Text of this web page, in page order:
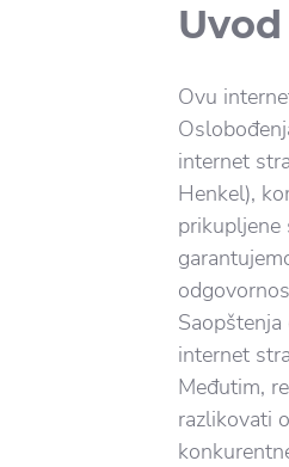
Uvod
Ovu
internet
Henkel),
prikupljene
internet
Međutim,
razlikovati